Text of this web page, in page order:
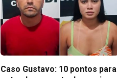
Caso Gustavo: 10 pontos para